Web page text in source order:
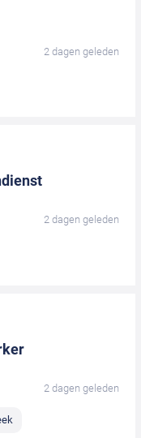
2 dagen geleden
2 dagen geleden
2 dagen geleden